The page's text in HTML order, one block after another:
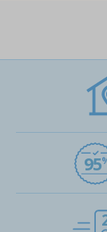
95